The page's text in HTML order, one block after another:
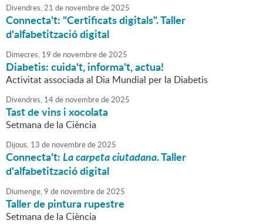
Divendres,21 de novembrede2025
Connecta't: "Certificats digitals". Taller
d'alfabetització digital
Dimecres, 19 de novembrede2025
Diabetis: cuida't, informa't, actua!
Activitat associada al Dia Mundial per la Diabetis
Divendres, 14de novembrede2025
Tast de vins i xocolata
Setmana de la Ciència
Dijous, 13 de novembrede2025
Connecta't:La carpeta ciutadana. Taller
d'alfabetització digital
Diumenge,9 de novembrede2025
Taller de pintura rupestre
Setmana de la Ciència